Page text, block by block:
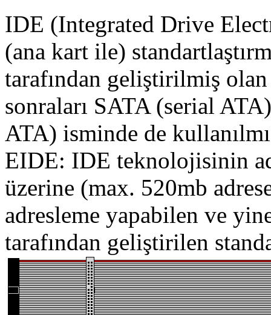
IDE (Integrated Drive
(ana kart ile)
tarafından geliştirilmiş
sonraları SATA (serial
ATA) isminde de
EIDE: IDE teknolojisinin
üzerine (max. 520mb
adresleme yapabilen ve
tarafından geliştirilen